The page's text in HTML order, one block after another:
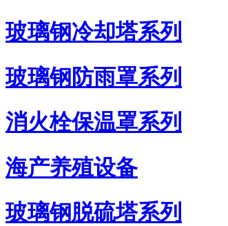
玻璃钢冷却塔系列
玻璃钢防雨罩系列
消火栓保温罩系列
海产养殖设备
玻璃钢脱硫塔系列